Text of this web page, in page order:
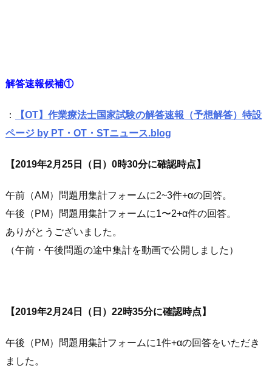
解答速報候補①
： 【OT】 作業療法士国家試験の解答速報 （予想解答）特設
ページ by PT・OT・STニュース.blog
【2019年2月25日（日）0時30分に確認時点】
午前（AM）問題用集計フォームに2~3件+αの回答。
午後（PM）問題用集計フォームに1〜2+α件の回答。
ありがとうございました。
（午前・午後問題の途中集計を動画で公開しました）
【2019年2月24日（日）22時35分に確認時点】
午後（PM）問題用集計フォームに1件+αの回答をいただき
ました。